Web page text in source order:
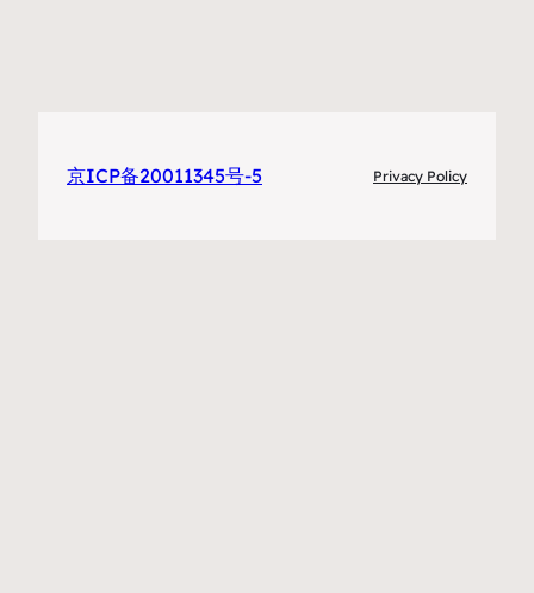
京ICP备20011345号-5 Privacy Policy